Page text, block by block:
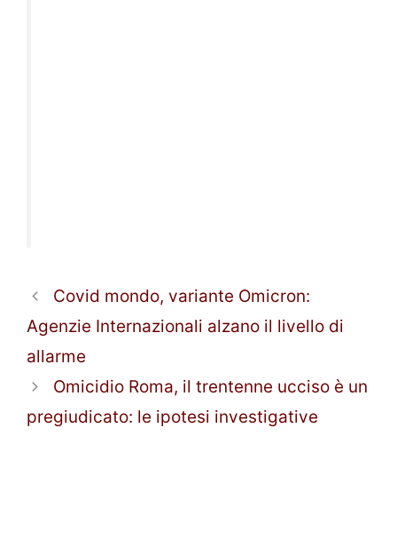
Covid mondo, variante Omicron:
Agenzie Internazionali alzano il livello di
allarme
Omicidio Roma, il trentenne ucciso è un
pregiudicato: le ipotesi investigative